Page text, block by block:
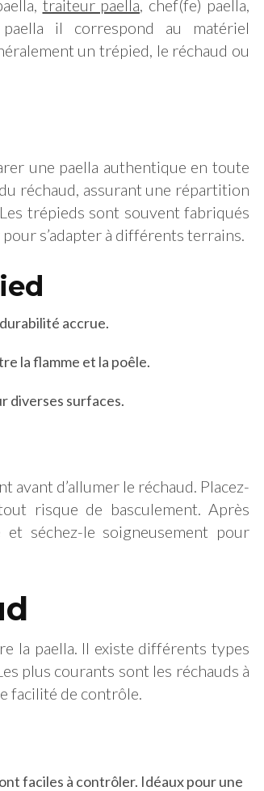
traiteur paella, chef(fe) paella,
il correspond au matériel
un trépied, le réchaud ou
une paella authentique en toute
réchaud, assurant une répartition
trépieds sont souvent fabriqués
s’adapter à différents terrains.
accrue.
la flamme et la poêle.
diverses surfaces.
d’allumer le réchaud. Placez-
risque de basculement. Après
et séchez-le soigneusement pour
la paella. Il existe différents types
plus courants sont les réchauds à
facilité de contrôle.
faciles à contrôler. Idéaux pour une